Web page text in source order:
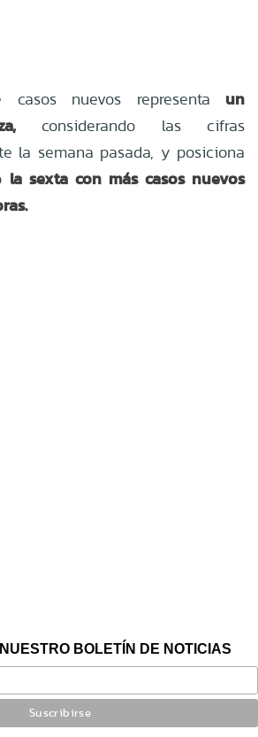
nuevos representa un
considerando las cifras
la semana pasada, y posiciona
la sexta con más casos nuevos
BOLETÍN DE NOTICIAS